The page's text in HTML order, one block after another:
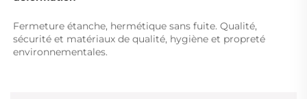
Fermeture étanche, hermétique sans fuite. Qualité,
sécurité et matériaux de qualité, hygiène et propreté
environnementales.